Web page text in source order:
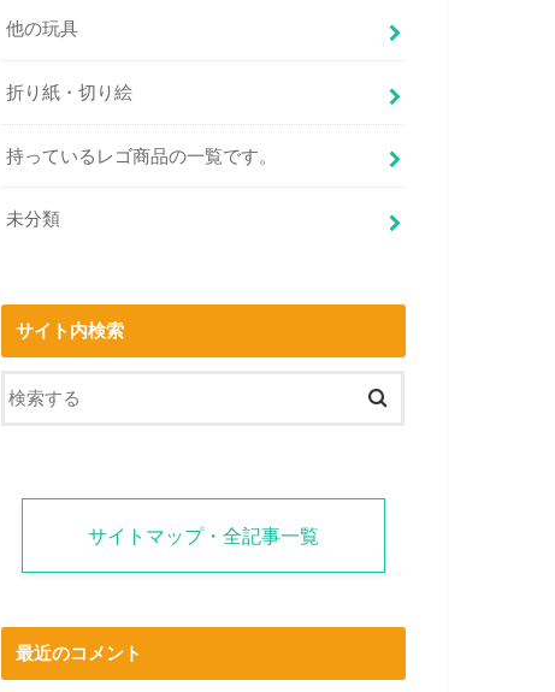
他の玩具
折り紙・切り絵
持っているレゴ商品の一覧です。
未分類
サイト内検索
サイトマップ・全記事一覧
最近のコメント